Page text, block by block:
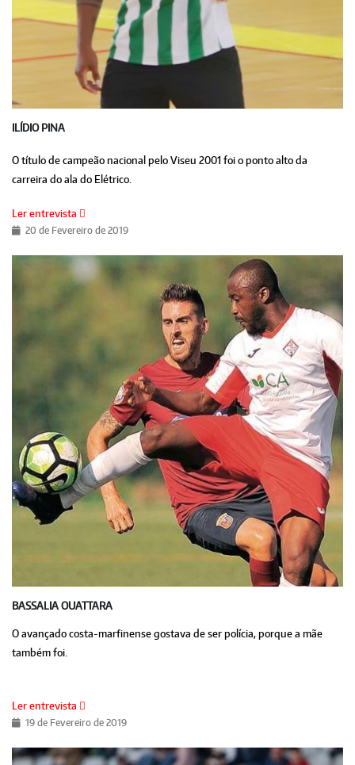
ILÍDIO PINA
O título de campeão nacional pelo Viseu 2001 foi o ponto alto da
carreira do ala do Elétrico.
Ler entrevista
20 de Fevereiro de 2019
BASSALIA OUATTARA
O avançado costa-marfinense gostava de ser polícia, porque a mãe
também foi.
Ler entrevista
19 de Fevereiro de 2019